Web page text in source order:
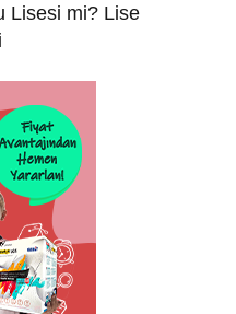
Lisesi mi? Lise